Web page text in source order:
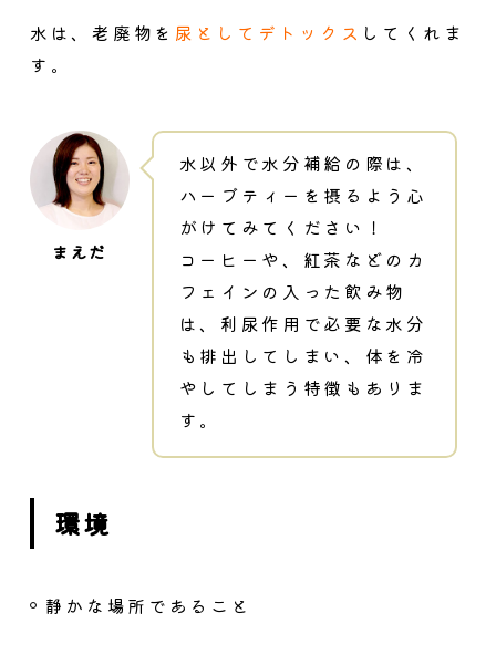
水は、老廃物を 尿としてデトックス してくれま
す。
水以外で水分補給の際は、
ハーブティーを摂るよう心
がけてみてください！
コーヒーや、紅茶などのカ
フェインの入った飲み物
は、利尿作用で必要な水分
も排出してしまい、体を冷
やしてしまう特徴もありま
す。
環境
静かな場所であること